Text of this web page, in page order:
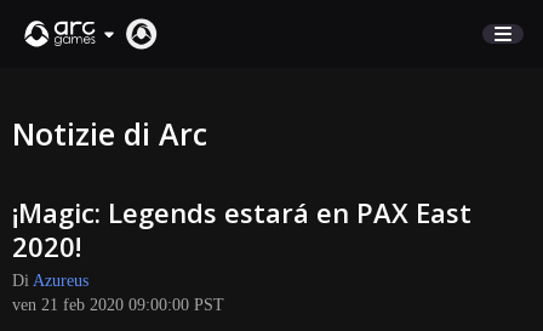
SUPPORTO
Accedi
English
Notizie di Arc
¡Magic: Legends estará en PAX East
2020!
Di Azureus
ven 21 feb 2020 09:00:00 PST